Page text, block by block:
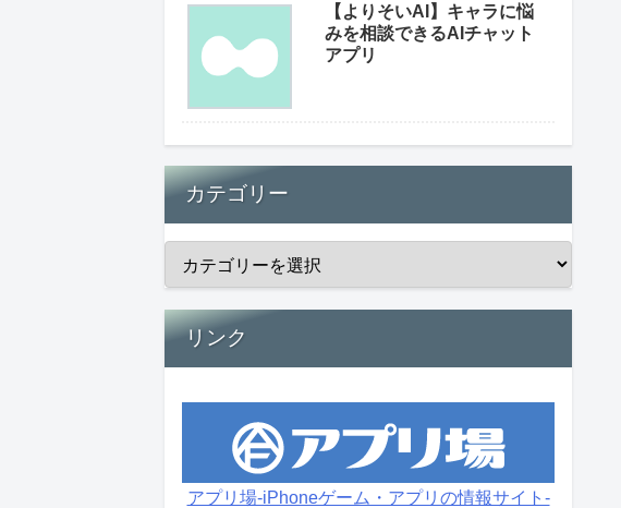
【よりそいAI】キャラに悩
みを相談できるAIチャット
アプリ
カテゴリー
リンク
アプリ場-iPhoneゲーム・アプリの情報サイト-